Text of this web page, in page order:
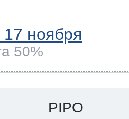
17 ноября
50%
PIPO